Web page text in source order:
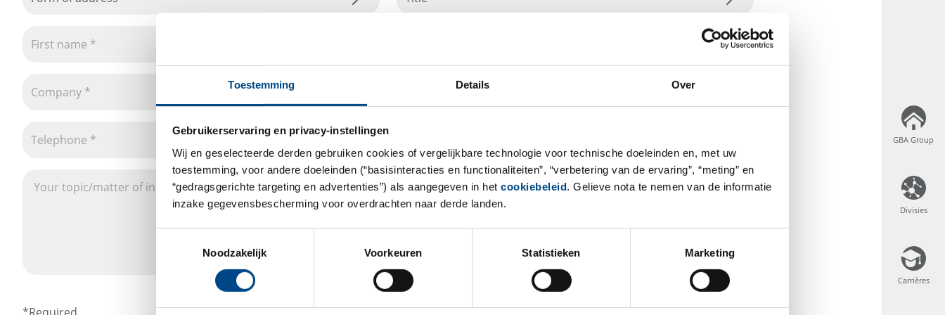
Toestemming Details Over
Gebruikerservaring en privacy-instellingen
Wij en geselecteerde derden gebruiken cookies of vergelijkbare technologie voor technische doeleinden en, met uw
toestemming, voor andere doeleinden (“basisinteracties en functionaliteiten”, “verbetering van de ervaring”, “meting” en
“gedragsgerichte targeting en advertenties”) als aangegeven in het cookiebeleid. Gelieve nota te nemen van de informatie
inzake gegevensbescherming voor overdrachten naar derde landen.
Noodzakelijk
Voorkeuren Statistieken Marketing
GBA Group
Divisies
Carrières
GBA Group
Divisies
Carrières